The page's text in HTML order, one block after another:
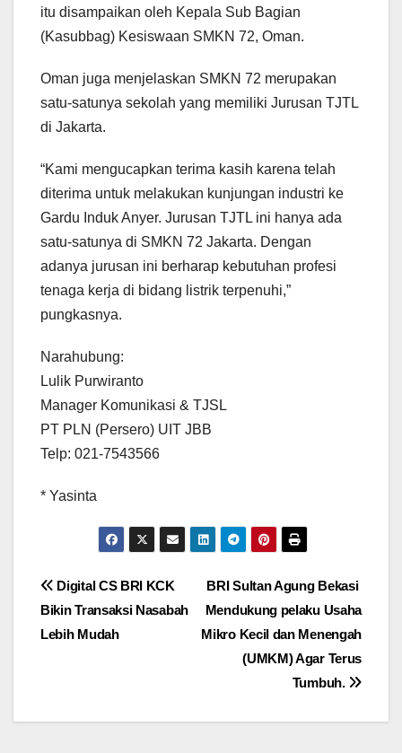
itu disampaikan oleh Kepala Sub Bagian
(Kasubbag) Kesiswaan SMKN 72, Oman.
Oman juga menjelaskan SMKN 72 merupakan
satu-satunya sekolah yang memiliki Jurusan TJTL
di Jakarta.
“Kami mengucapkan terima kasih karena telah
diterima untuk melakukan kunjungan industri ke
Gardu Induk Anyer. Jurusan TJTL ini hanya ada
satu-satunya di SMKN 72 Jakarta. Dengan
adanya jurusan ini berharap kebutuhan profesi
tenaga kerja di bidang listrik terpenuhi,”
pungkasnya.
Narahubung:
Lulik Purwiranto
Manager Komunikasi & TJSL
PT PLN (Persero) UIT JBB
Telp: 021-7543566
* Yasinta
Navigasi
pos
BRI Sultan Agung Bekasi
Mendukung pelaku Usaha
Mikro Kecil dan Menengah
(UMKM) Agar Terus
Tumbuh.
Digital CS BRI KCK
Bikin Transaksi Nasabah
Lebih Mudah